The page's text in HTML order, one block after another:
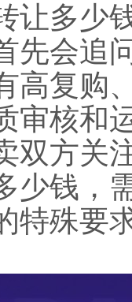
让多少
先会追
高复购
审核和
双方关
少钱，
特殊要